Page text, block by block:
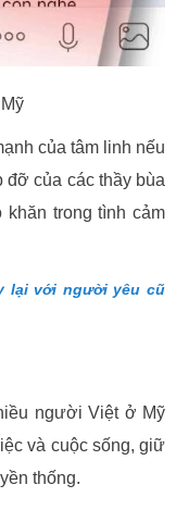
của tâm linh nếu
của các thầy bùa
trong tình cảm
lại với người yêu cũ
người Việt ở Mỹ
và cuộc sống, giữ
thống.